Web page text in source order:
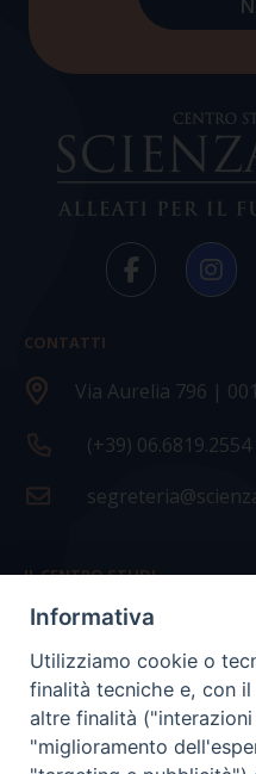
CONTATTI
Via Aurelia 796 |
(+39) 06.6819.2554
IL CENTRO STUDI
La nostra storia
Statuto
Presidenza e ufficio
Consiglio scientifico
Informativa
Utilizziamo cookie o
finalità tecniche e, con
altre finalità
"miglioramento